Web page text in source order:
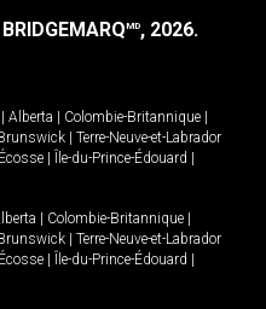
MD, 2026.
Alberta Colombie-Britannique
Terre-Neuve-et-Labrador
Île-du-Prince-Édouard
Colombie-Britannique
Terre-Neuve-et-Labrador
Île-du-Prince-Édouard